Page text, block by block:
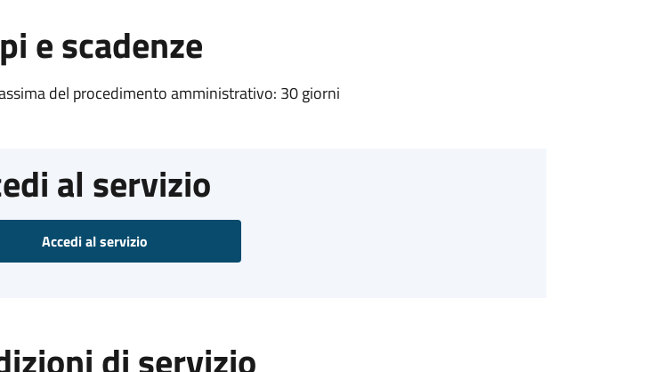
e scadenze
del procedimento amministrativo: 30 giorni
al servizio
Accedi al servizio